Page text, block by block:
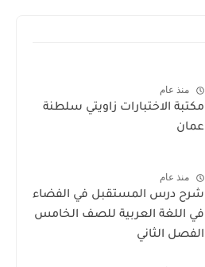
منذ عام
مكتبة الاختبارات زاويتي سلطنة
عمان
منذ عام
شرح درس المستقبل في الفضاء
في اللغة العربية للصف الخامس
الفصل الثاني